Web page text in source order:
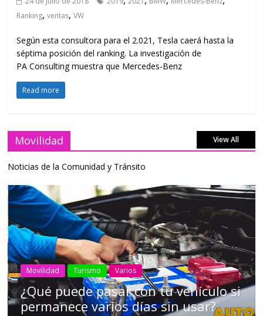
Ranking,ventas,VW
Según esta consultora para el 2.021, Tesla caerá hasta la
séptima posición del ranking. La investigación de
PA Consulting muestra que Mercedes-Benz
Read more
Movilidad View All
Noticias de la Comunidad y Tránsito
AEADE Industria Motociclismo Motos Movilidad
Campaña busca cambiar destino de
los motociclistas en la región